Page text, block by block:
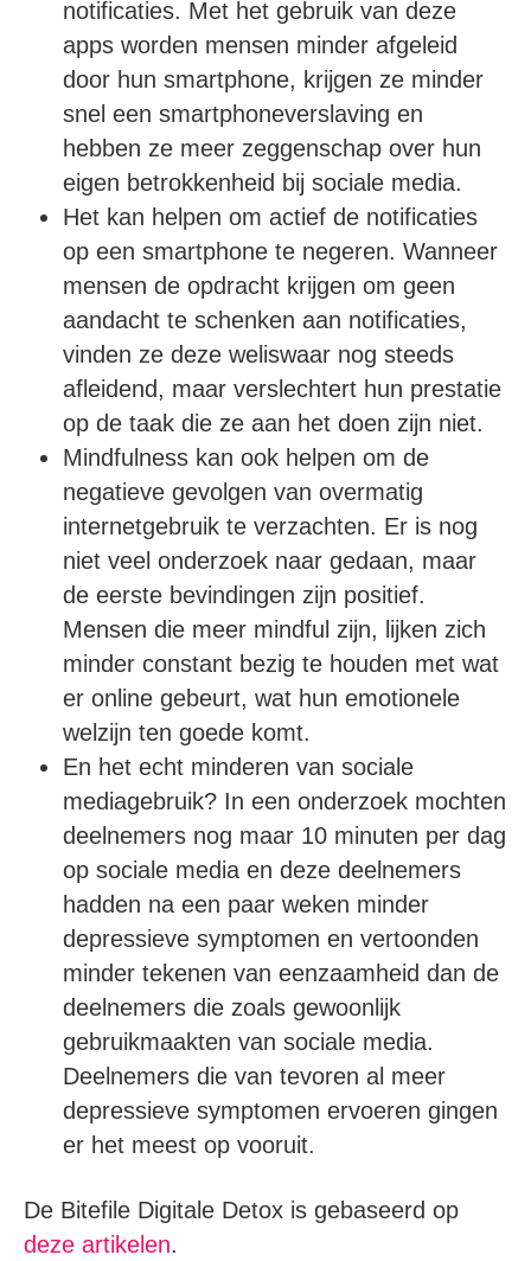
notificaties. Met het gebruik van deze
apps worden mensen minder afgeleid
door hun smartphone, krijgen ze minder
snel een smartphoneverslaving en
hebben ze meer zeggenschap over hun
eigen betrokkenheid bij sociale media.
Het kan helpen om actief de notificaties
op een smartphone te negeren. Wanneer
mensen de opdracht krijgen om geen
aandacht te schenken aan notificaties,
vinden ze deze weliswaar nog steeds
afleidend, maar verslechtert hun prestatie
op de taak die ze aan het doen zijn niet.
Mindfulness kan ook helpen om de
negatieve gevolgen van overmatig
internetgebruik te verzachten. Er is nog
niet veel onderzoek naar gedaan, maar
de eerste bevindingen zijn positief.
Mensen die meer mindful zijn, lijken zich
minder constant bezig te houden met wat
er online gebeurt, wat hun emotionele
welzijn ten goede komt.
En het echt minderen van sociale
mediagebruik? In een onderzoek mochten
deelnemers nog maar 10 minuten per dag
op sociale media en deze deelnemers
hadden na een paar weken minder
depressieve symptomen en vertoonden
minder tekenen van eenzaamheid dan de
deelnemers die zoals gewoonlijk
gebruikmaakten van sociale media.
Deelnemers die van tevoren al meer
depressieve symptomen ervoeren gingen
er het meest op vooruit.
De Bitefile Digitale Detox is gebaseerd op
deze artikelen.